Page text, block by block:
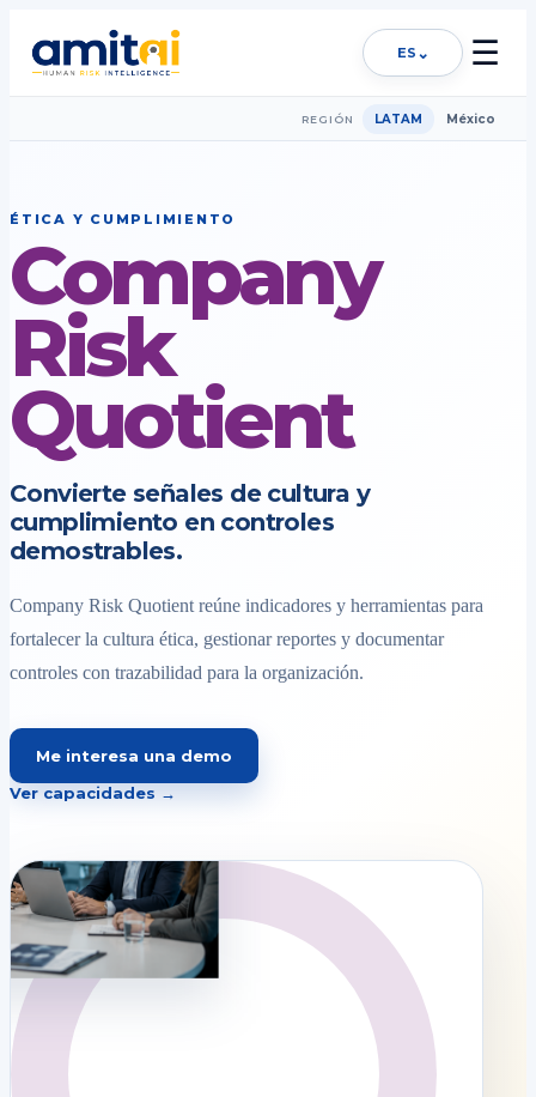
ES ⌄ ☰
REGIÓN LATAM México
ÉTICA Y CUMPLIMIENTO
Company
Risk
Quotient
Convierte señales de cultura y
cumplimiento en controles
demostrables.
Company Risk Quotient reúne indicadores y herramientas para
fortalecer la cultura ética, gestionar reportes y documentar
controles con trazabilidad para la organización.
Me interesa una demo
Ver capacidades →